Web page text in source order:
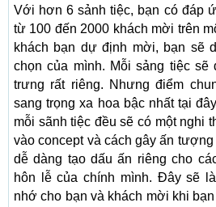
Với hơn 6 sảnh tiệc, bạn có đáp
từ 100 đến 2000 khách mời trên
khách bạn dự định mời, bạn sẽ
chọn của mình. Mỗi sảng tiệc sẽ
trưng rất riêng. Nhưng điểm
sang trọng xa hoa bậc nhất tại
mỗi sãnh tiệc đều sẽ có một nghi
vào concept và cách gây ấn
dễ dàng tạo dấu ấn riêng cho
hôn lễ của chính mình. Đây sẽ
nhớ cho bạn và khách mời khi